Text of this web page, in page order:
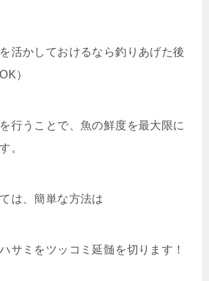
活かしておけるなら釣りあげた後
）
行うことで、魚の鮮度を最大限に
。
は、簡単な方法は
サミをツッコミ延髄を切ります！